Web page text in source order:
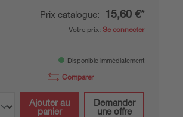
Prix catalogue: 15,60 €*
Votre prix: Se connecter
Disponible immédiatement
Comparer
Ajouter au
panier
Demander
une offre